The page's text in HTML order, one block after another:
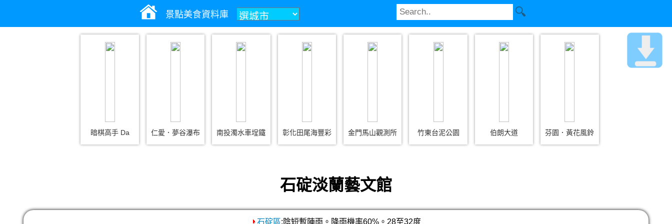
景點美食資料庫
暗棋高手 Da 仁愛．夢谷瀑布 南投濁水車埕鐵 彰化田尾海豐彩 金門馬山觀測所 竹東台泥公園 伯朗大道 芬園．黃花風鈴
石碇淡蘭藝文館
石碇區:陰短暫陣雨。降雨機率60%。28至32度